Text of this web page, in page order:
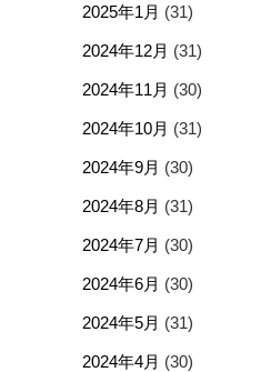
2025年1月 (31)
2024年12月 (31)
2024年11月 (30)
2024年10月 (31)
2024年9月 (30)
2024年8月 (31)
2024年7月 (30)
2024年6月 (30)
2024年5月 (31)
2024年4月 (30)